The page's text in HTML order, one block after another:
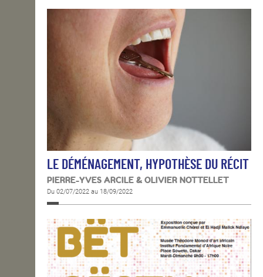
LE DÉMÉNAGEMENT, HYPOTHÈSE DU RÉCIT
PIERRE-YVES ARCILE & OLIVIER NOTTELLET
Du 02/07/2022 au 18/09/2022